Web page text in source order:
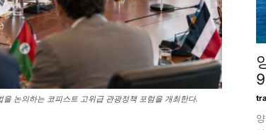
논의하는 코피스트 고위급 관광정책 포럼을 개최한다.